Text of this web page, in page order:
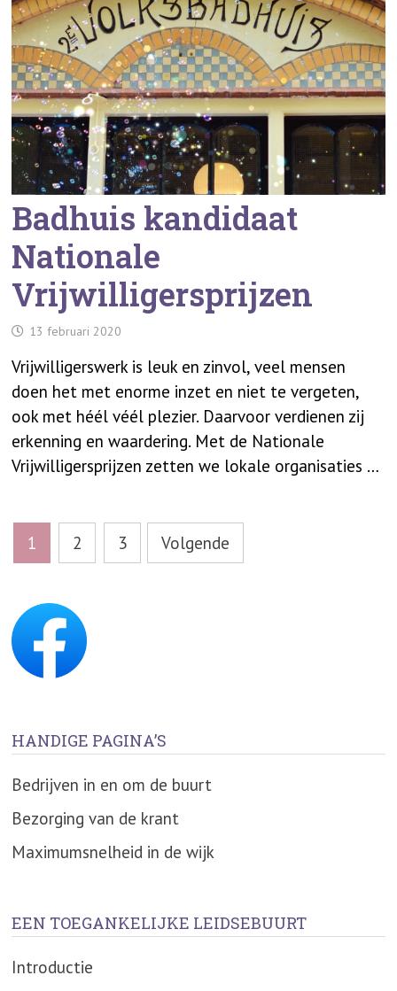
Badhuis kandidaat
Nationale
Vrijwilligersprijzen
13 februari 2020
Vrijwilligerswerk is leuk en zinvol, veel mensen
doen het met enorme inzet en niet te vergeten,
ook met héél véél plezier. Daarvoor verdienen zij
erkenning en waardering. Met de Nationale
Vrijwilligersprijzen zetten we lokale organisaties …
Berichten
paginering
1 2 3 Volgende
HANDIGE PAGINA’S
Bedrijven in en om de buurt
Bezorging van de krant
Maximumsnelheid in de wijk
EEN TOEGANKELIJKE LEIDSEBUURT
Introductie